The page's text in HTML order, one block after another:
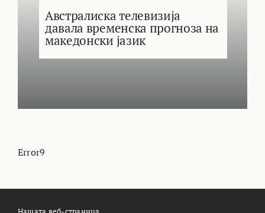
Австралиска телевизија
давала временска прогноза на
македонски јазик
Error9